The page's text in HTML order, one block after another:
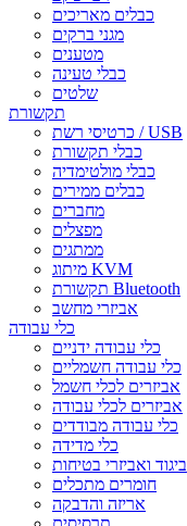
כבלים מאריכים
מגני ברקים
מטענים
כבלי טעינה
שלטים
תקשורת
כרטיסי רשת / USB
כבלי תקשורת
כבלי מולטימדיה
כבלים ממירים
מחברים
מפצלים
ממתגים
מיתוג KVM
תקשורת Bluetooth
אביזרי מחשב
כלי עבודה
כלי עבודה ידניים
כלי עבודה חשמליים
אביזרים לכלי חשמל
אביזרים לכלי עבודה
כלי עבודה מבודדים
כלי מדידה
ביגוד ואביזרי בטיחות
חומרים מתכלים
אריזה והדבקה